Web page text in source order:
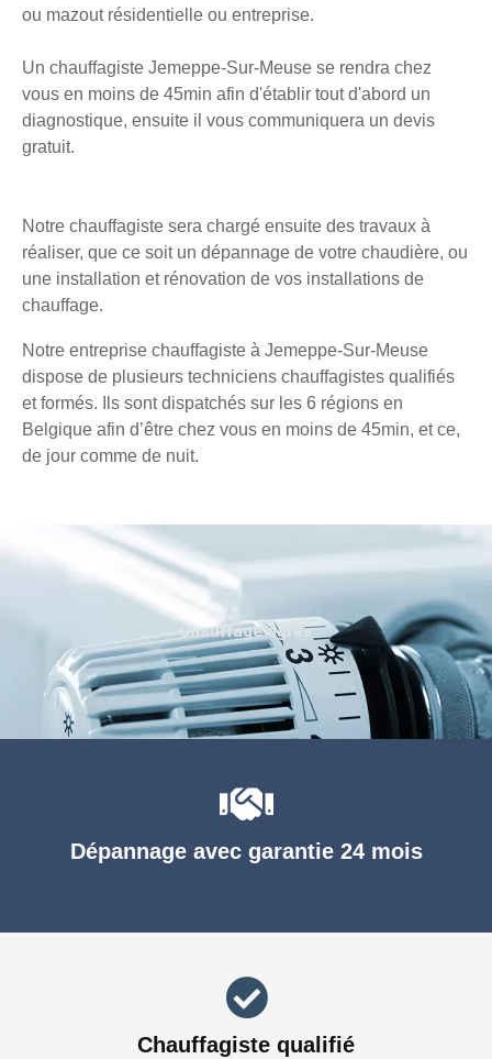
ou mazout résidentielle ou entreprise.
Un chauffagiste Jemeppe-Sur-Meuse se rendra chez
vous en moins de 45min afin d'établir tout d'abord un
diagnostique, ensuite il vous communiquera un devis
gratuit.
Notre chauffagiste sera chargé ensuite des travaux à
réaliser, que ce soit un dépannage de votre chaudière, ou
une installation et rénovation de vos installations de
chauffage.
Notre entreprise chauffagiste à Jemeppe-Sur-Meuse
dispose de plusieurs techniciens chauffagistes qualifiés
et formés. Ils sont dispatchés sur les 6 régions en
Belgique afin d’être chez vous en moins de 45min, et ce,
de jour comme de nuit.
Dépannage avec garantie 24 mois
Chauffagiste qualifié
Chauffage agréé